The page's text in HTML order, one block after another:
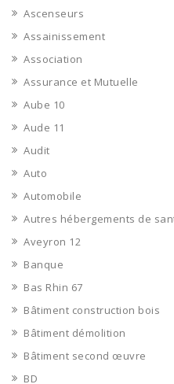
Ascenseurs
Assainissement
Association
Assurance et Mutuelle
Aube 10
Aude 11
Audit
Auto
Automobile
Autres hébergements de
Aveyron 12
Banque
Bas Rhin 67
Bâtiment construction bois
Bâtiment démolition
Bâtiment second œuvre
BD